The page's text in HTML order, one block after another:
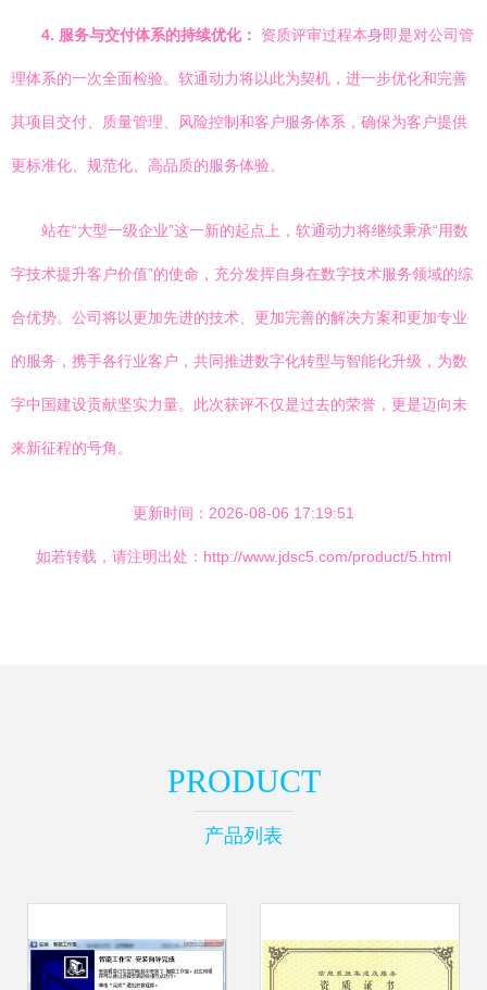
4. 服务与交付体系的持续优化： 资质评审过程本身即是对公司管
理体系的一次全面检验。软通动力将以此为契机，进一步优化和完善
其项目交付、质量管理、风险控制和客户服务体系，确保为客户提供
更标准化、规范化、高品质的服务体验。
站在“大型一级企业”这一新的起点上，软通动力将继续秉承“用数
字技术提升客户价值”的使命，充分发挥自身在数字技术服务领域的综
合优势。公司将以更加先进的技术、更加完善的解决方案和更加专业
的服务，携手各行业客户，共同推进数字化转型与智能化升级，为数
字中国建设贡献坚实力量。此次获评不仅是过去的荣誉，更是迈向未
来新征程的号角。
更新时间：2026-08-06 17:19:51
如若转载，请注明出处：http://www.jdsc5.com/product/5.html
PRODUCT
产品列表